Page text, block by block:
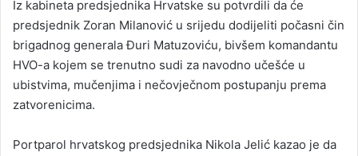
m
a
i
Iz kabineta predsjednika Hrvatske su potvrdili da će
predsjednik Zoran Milanović u srijedu dodijeliti počasni čin
brigadnog generala Đuri Matuzoviću, bivšem komandantu
HVO-a kojem se trenutno sudi za navodno učešće u
ubistvima, mučenjima i nečovječnom postupanju prema
zatvorenicima.
Portparol hrvatskog predsjednika Nikola Jelić kazao je da